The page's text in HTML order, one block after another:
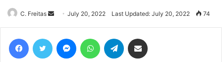
C. Freitas
Send
an
email
July 20, 2022 Last Updated: July 20, 2022 74